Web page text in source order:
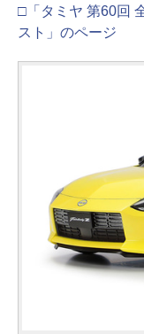
□「タミヤ 第60回
スト」のページ